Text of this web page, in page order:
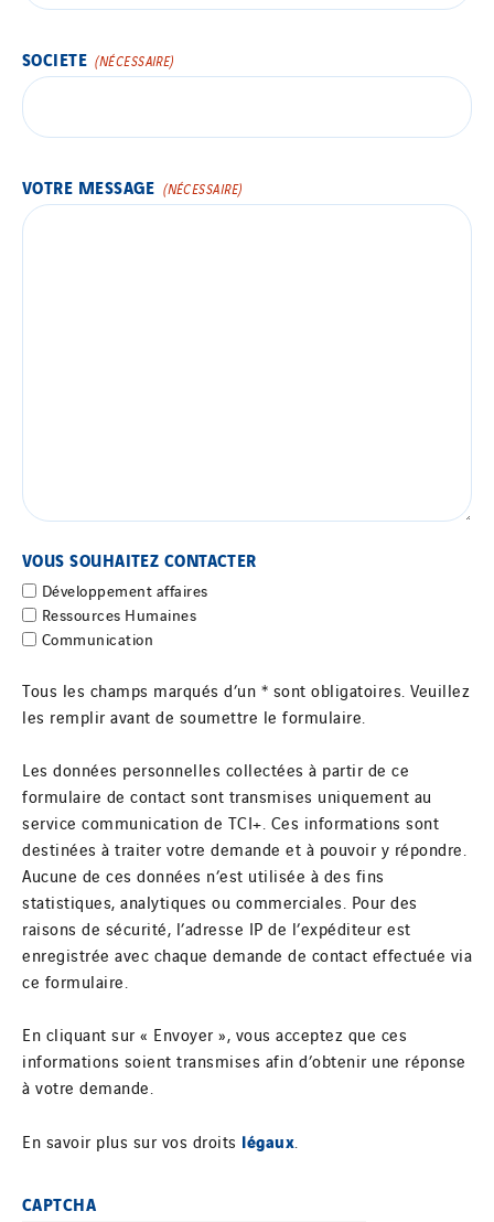
SOCIETE (NÉCESSAIRE)
VOTRE MESSAGE (NÉCESSAIRE)
VOUS SOUHAITEZ CONTACTER
Développement affaires
Ressources Humaines
Communication
Tous les champs marqués d’un * sont obligatoires. Veuillez
les remplir avant de soumettre le formulaire.
Les données personnelles collectées à partir de ce
formulaire de contact sont transmises uniquement au
service communication de TCI+. Ces informations sont
destinées à traiter votre demande et à pouvoir y répondre.
Aucune de ces données n’est utilisée à des fins
statistiques, analytiques ou commerciales. Pour des
raisons de sécurité, l’adresse IP de l’expéditeur est
enregistrée avec chaque demande de contact effectuée via
ce formulaire.
En cliquant sur « Envoyer », vous acceptez que ces
informations soient transmises afin d’obtenir une réponse
à votre demande.
En savoir plus sur vos droits légaux
CAPTCHA